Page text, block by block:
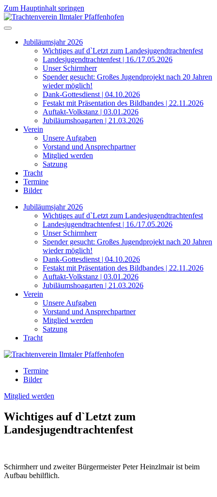
Zum Hauptinhalt springen
Jubiläumsjahr 2026
Wichtiges auf d`Letzt zum Landesjugendtrachtenfest
Landesjugendtrachtenfest | 16./17.05.2026
Unser Schirmherr
Spender gesucht: Großes Jugendprojekt nach 20 Jahren
wieder möglich!
Dank-Gottesdienst | 04.10.2026
Festakt mit Präsentation des Bildbandes | 22.11.2026
Auftakt-Volkstanz | 03.01.2026
Jubiläumshoagarten | 21.03.2026
Verein
Unsere Aufgaben
Vorstand und Ansprechpartner
Mitglied werden
Satzung
Tracht
Termine
Bilder
Jubiläumsjahr 2026
Wichtiges auf d`Letzt zum Landesjugendtrachtenfest
Landesjugendtrachtenfest | 16./17.05.2026
Unser Schirmherr
Spender gesucht: Großes Jugendprojekt nach 20 Jahren
wieder möglich!
Dank-Gottesdienst | 04.10.2026
Festakt mit Präsentation des Bildbandes | 22.11.2026
Auftakt-Volkstanz | 03.01.2026
Jubiläumshoagarten | 21.03.2026
Verein
Unsere Aufgaben
Vorstand und Ansprechpartner
Mitglied werden
Satzung
Tracht
Termine
Bilder
Mitglied werden
Wichtiges auf d`Letzt zum
Landesjugendtrachtenfest
Schirmherr und zweiter Bürgermeister Peter Heinzlmair ist beim
Aufbau behilflich.